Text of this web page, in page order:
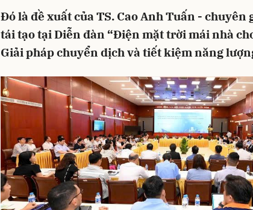
Đó là đề xuất của TS. Cao Anh Tuấn - chuyên
tái tạo tại Diễn đàn “Điện mặt trời mái nhà
Giải pháp chuyển dịch và tiết kiệm năng